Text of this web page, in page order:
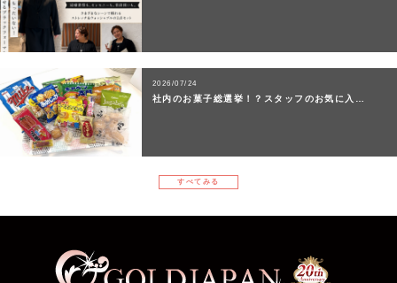
2026/07/24
社内のお菓子総選挙！？スタッフのお気に入…
すべてみる